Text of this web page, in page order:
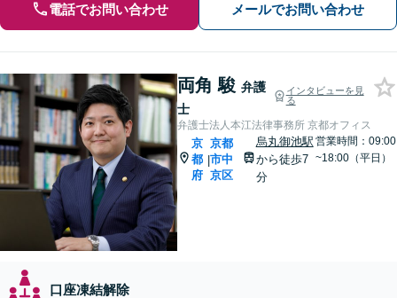
電話でお問い合わせ メールでお問い合わせ
両角 駿 弁護
士
インタビューを見
る
弁護士法人本江法律事務所 京都オフィス
京
都
府
|
京都
市中
京区
烏丸御池駅
から徒歩7
分
営業時間：09:00
~18:00（平日）
口座凍結解除